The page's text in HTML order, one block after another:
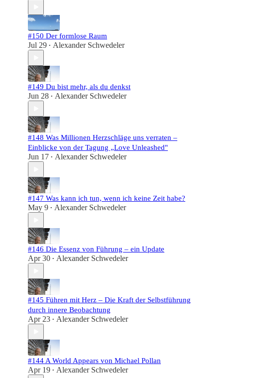
#150 Der formlose Raum
Jul 29 • Alexander Schwedeler
#149 Du bist mehr, als du denkst
Jun 28 • Alexander Schwedeler
#148 Was Millionen Herzschläge uns verraten –
Einblicke von der Tagung „Love Unleashed"
Jun 17 • Alexander Schwedeler
#147 Was kann ich tun, wenn ich keine Zeit habe?
May 9 • Alexander Schwedeler
#146 Die Essenz von Führung – ein Update
Apr 30 • Alexander Schwedeler
#145 Führen mit Herz – Die Kraft der Selbstführung
durch innere Beobachtung
Apr 23 • Alexander Schwedeler
#144 A World Appears von Michael Pollan
Apr 19 • Alexander Schwedeler